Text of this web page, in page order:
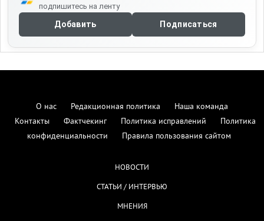
подпишитесь на ленту
Добавить Подписаться
О нас Редакционная политика
Наша команда
Контакты
Фактчекинг Политика исправлений
Политика
конфиденциальности
Правила пользования сайтом
НОВОСТИ
СТАТЬИ / ИНТЕРВЬЮ
МНЕНИЯ